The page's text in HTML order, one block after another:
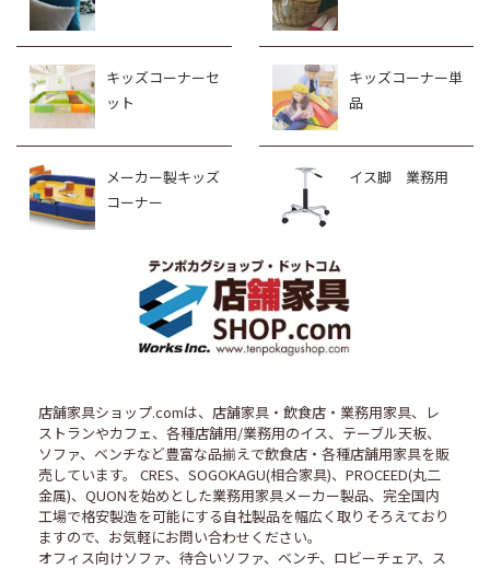
キッズコーナーセ
ット
キッズコーナー単
品
メーカー製キッズ
コーナー
イス脚 業務用
店舗家具ショップ.comは、店舗家具・飲食店・業務用家具、レ
ストランやカフェ、各種店舗用/業務用のイス、テーブル天板、
ソファ、ベンチなど豊富な品揃えで飲食店・各種店舗用家具を販
売しています。 CRES、SOGOKAGU(相合家具)、PROCEED(丸二
金属)、QUONを始めとした業務用家具メーカー製品、完全国内
工場で格安製造を可能にする自社製品を幅広く取りそろえており
ますので、お気軽にお問い合わせください。
オフィス向けソファ、待合いソファ、ベンチ、ロビーチェア、ス